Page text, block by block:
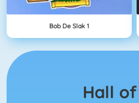
Bob De Slak 1
Hall of